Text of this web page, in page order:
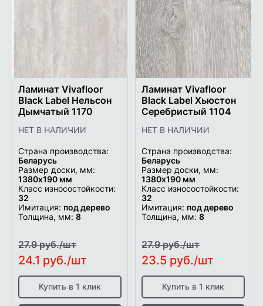
список
желаемого
Ламинат Vivafloor
Black Label Нельсон
Дымчатый 1170
НЕТ В НАЛИЧИИ
Страна производства:
Беларусь
Размер доски, мм:
1380х190 мм
Класс износостойкости:
32
Имитация: под дерево
Толщина, мм:8
27.9 руб./шт
24.1 руб./шт
Купить в 1 клик
список
Ламинат Vivafloor
Black Label Хьюстон
Серебристый 1104
НЕТ В НАЛИЧИИ
Страна производства:
Беларусь
Размер доски, мм:
1380х190 мм
Класс износостойкости:
32
Имитация: под дерево
Толщина, мм:8
27.9 руб./шт
23.5 руб./шт
Купить в 1 клик